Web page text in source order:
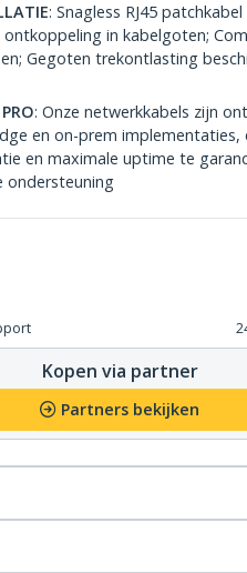
: Snagless RJ45
in kabelgoten;
Gegoten trekontlasting
: Onze netwerkkabels zijn
en on-prem
en maximale uptime te
ondersteuning
Kopen via partner
Partners bekijken